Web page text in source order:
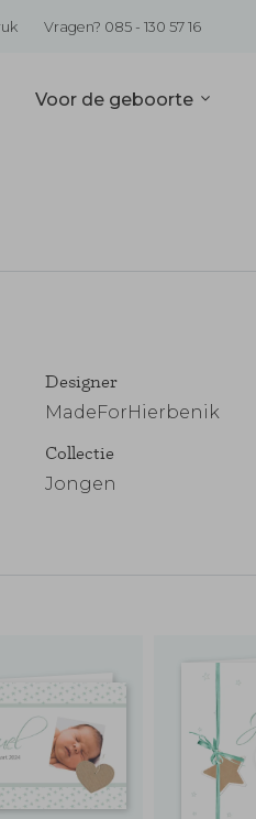
Vragen? 085 - 130 57 16
Voor de geboorte
Designer
MadeForHierbenik
Collectie
Jongen